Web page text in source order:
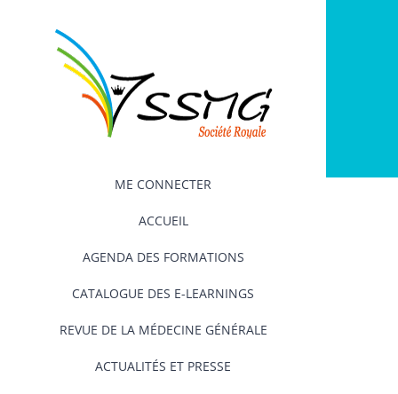
ME CONNECTER
ACCUEIL
AGENDA DES FORMATIONS
CATALOGUE DES E-LEARNINGS
REVUE DE LA MÉDECINE GÉNÉRALE
ACTUALITÉS ET PRESSE